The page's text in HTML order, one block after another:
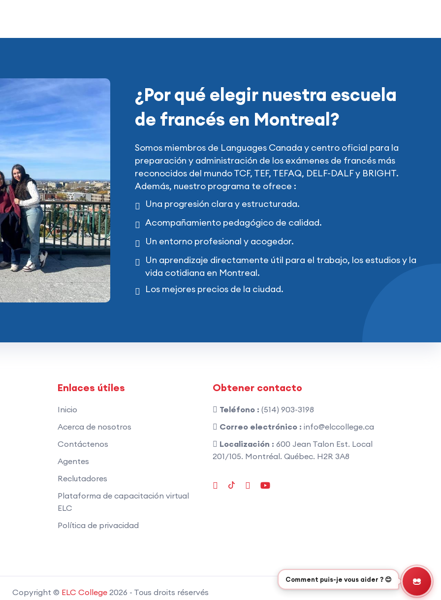
pedagógicos estructurados,
¿Por qué elegir nuestra escuela
de francés en Montreal?
Somos miembros de Languages Canada y centro oficial para la
preparación y administración de los exámenes de francés más
reconocidos del mundo TCF, TEF, TEFAQ, DELF-DALF y BRIGHT.
Además, nuestro programa te ofrece :
Una progresión clara y estructurada.
Acompañamiento pedagógico de calidad.
Un entorno profesional y acogedor.
Un aprendizaje directamente útil para el trabajo, los estudios y la
vida cotidiana en Montreal.
Los mejores precios de la ciudad.
Enlaces útiles
Inicio
Acerca de nosotros
Contáctenos
Agentes
Reclutadores
Plataforma de capacitación virtual
ELC
Política de privacidad
Obtener contacto
Teléfono : (514) 903-3198
Correo electrónico : info@elccollege.ca
Localización : 600 Jean Talon Est. Local
201/105. Montréal. Québec. H2R 3A8
Copyright © ELC College 2026 - Tous droits réservés
Comment puis-je vous aider ? 😊